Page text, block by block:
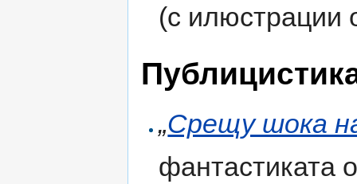
(с илюстрации
„Срещу шока
фантастиката